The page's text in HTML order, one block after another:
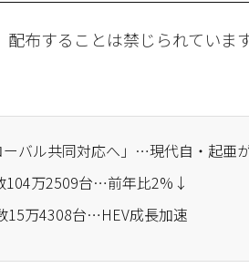
布することは禁じられています
104万2509台…前年比2%↓
15万4308台…HEV成長加速